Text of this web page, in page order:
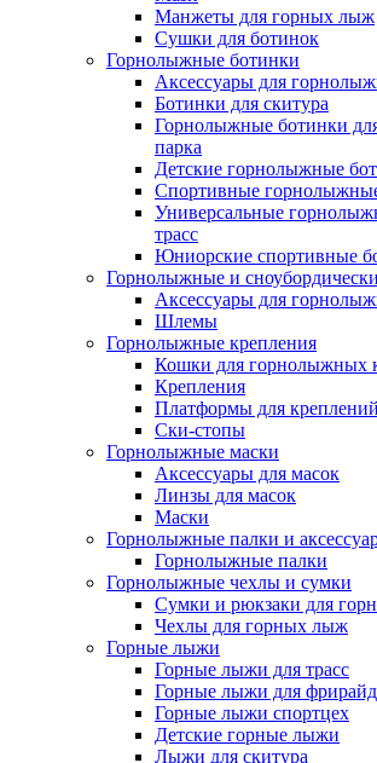
Манжеты для горных лыж
Сушки для ботинок
Горнолыжные ботинки
Аксессуары для
Ботинки для скитура
Горнолыжные ботинки
парка
Детские горнолыжные
Спортивные
Универсальные
трасс
Юниорские спортивные
Горнолыжные и
Аксессуары для
Шлемы
Горнолыжные крепления
Кошки для горнолыжных
Крепления
Платформы для креплений
Ски-стопы
Горнолыжные маски
Аксессуары для масок
Линзы для масок
Маски
Горнолыжные палки и
Горнолыжные палки
Горнолыжные чехлы и сумки
Сумки и рюкзаки для
Чехлы для горных лыж
Горные лыжи
Горные лыжи для трасс
Горные лыжи для
Горные лыжи спортцех
Детские горные лыжи
Лыжи для скитура